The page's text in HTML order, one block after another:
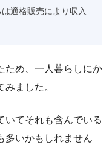
適格販売により収入
ため、一人暮らしにか
ました。
いてそれも含んでいる
多いかもしれません